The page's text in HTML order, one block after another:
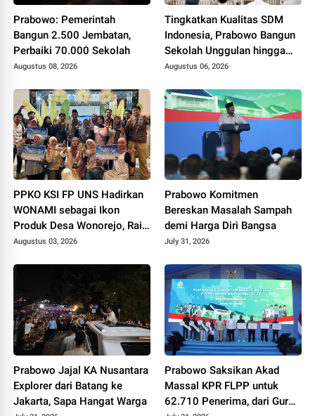
Prabowo: Pemerintah
Bangun 2.500 Jembatan,
Perbaiki 70.000 Sekolah
Augustus 08, 2026
Tingkatkan Kualitas SDM
Indonesia, Prabowo Bangun
Sekolah Unggulan hingga
Undang Universitas Terbaik
Augustus 06, 2026
PPKO KSI FP UNS Hadirkan
WONAMI sebagai Ikon
Produk Desa Wonorejo, Raih
Tiga Penghargaan di
2026
Augustus 03, 2026
Prabowo Komitmen
Bereskan Masalah Sampah
demi Harga Diri Bangsa
July 31, 2026
Prabowo Jajal KA Nusantara
Explorer dari Batang ke
Jakarta, Sapa Hangat Warga
Prabowo Saksikan Akad
Massal KPR FLPP untuk
62.710 Penerima, dari Guru